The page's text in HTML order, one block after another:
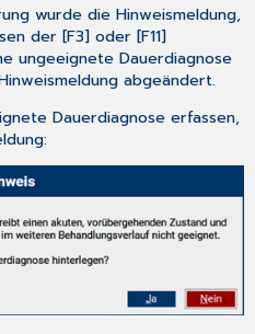
wurde die Hinweismeldung,
der [F3] oder [F11]
ungeeignete Dauerdiagnose
abgeändert.
Dauerdiagnose erfassen,